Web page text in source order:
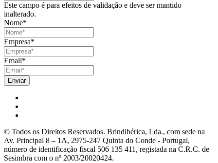
Este campo é para efeitos de validação e deve ser mantido
inalterado.
Nome*
Empresa*
Email*
© Todos os Direitos Reservados. Brindibérica, Lda., com sede na
Av. Principal 8 – 1A, 2975-247 Quinta do Conde - Portugal,
número de identificação fiscal 506 135 411, registada na C.R.C. de
Sesimbra com o nº 2003/20020424.